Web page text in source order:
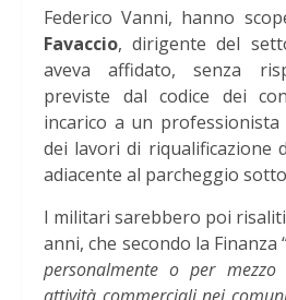
Federico Vanni, hanno
Favaccio, dirigente del
aveva affidato, senza
previste dal codice dei
incarico a un
dei lavori di riqualificazione
adiacente al parcheggio
I militari sarebbero poi
anni, che secondo la Finanza
personalmente o per